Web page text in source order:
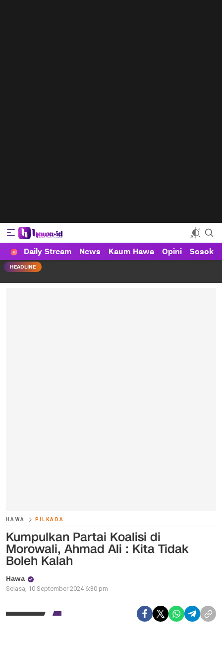
HAWA
Haluan Wanita Indonesia
Daily Stream News Kaum Hawa Opini Sosok
HEADLINE
HAWA PILKADA
Kumpulkan Partai Koalisi di
Morowali, Ahmad Ali : Kita Tidak
Boleh Kalah
Hawa
Selasa, 10 September 2024 6:30 pm